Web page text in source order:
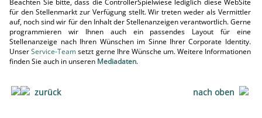
Beachten Sie bitte, dass die ControllerSpielwiese lediglich diese WebSite
für den Stellenmarkt zur Verfügung stellt. Wir treten weder als Vermittler
auf, noch sind wir für den Inhalt der Stellenanzeigen verantwortlich. Gerne
programmieren wir Ihnen auch ein passendes Layout für eine
Stellenanzeige nach Ihren Wünschen im Sinne Ihrer Corporate Identity.
UnserService-Teamsetzt gerne Ihre Wünsche um. Weitere Informationen
finden Sie auch in unseren Mediadaten.
zurück nach oben